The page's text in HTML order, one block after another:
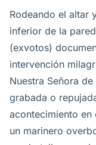
Rodeando el altar
inferior de la
(exvotos)
intervención
Nuestra Señora
grabada o
acontecimiento en
un marinero